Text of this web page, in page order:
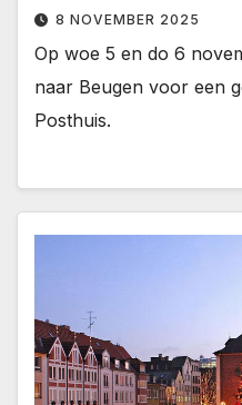
8 NOVEMBER 2025
Op woe 5 en do 6
naar Beugen voor een
Posthuis.